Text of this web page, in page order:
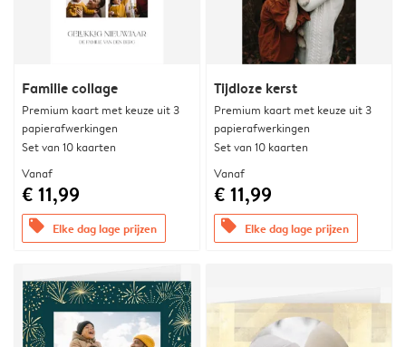
Familie collage
Premium kaart met keuze uit 3
papierafwerkingen
Set van 10 kaarten
Vanaf
€ 11,99
offers Elke dag lage prijzen
Tijdloze kerst
Premium kaart met keuze uit 3
papierafwerkingen
Set van 10 kaarten
Vanaf
€ 11,99
offers Elke dag lage prijzen